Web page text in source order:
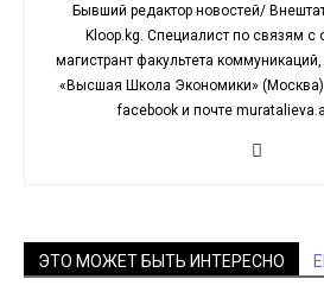
Бывший редактор новостей/
Kloop.kg. Cпециалист по связям с
магистрант факультета
«Высшая Школа Экономики»
facebook и почте
ЭТО МОЖЕТ БЫТЬ ИНТЕРЕСНО